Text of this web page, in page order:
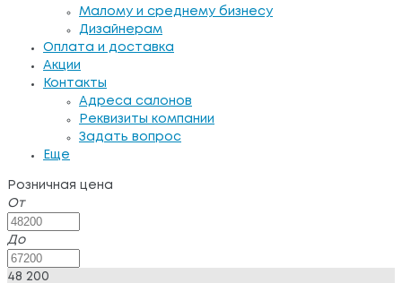
Малому и среднему бизнесу
Дизайнерам
Оплата и доставка
Акции
Контакты
Адреса салонов
Реквизиты компании
Задать вопрос
Еще
Розничная цена
От
До
48 200